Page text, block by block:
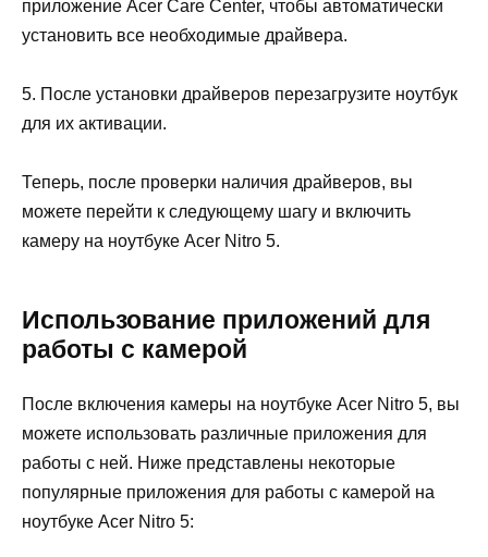
приложение Acer Care Center, чтобы автоматически
установить все необходимые драйвера.
5. После установки драйверов перезагрузите ноутбук
для их активации.
Теперь, после проверки наличия драйверов, вы
можете перейти к следующему шагу и включить
камеру на ноутбуке Acer Nitro 5.
Использование приложений для
работы с камерой
После включения камеры на ноутбуке Acer Nitro 5, вы
можете использовать различные приложения для
работы с ней. Ниже представлены некоторые
популярные приложения для работы с камерой на
ноутбуке Acer Nitro 5: